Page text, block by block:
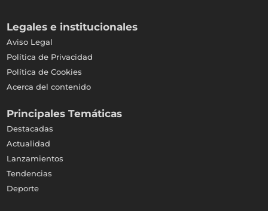
Legales e institucionales
Aviso Legal
Política de Privacidad
Política de Cookies
Acerca del contenido
Principales Temáticas
Destacadas
Actualidad
Lanzamientos
Tendencias
Deporte